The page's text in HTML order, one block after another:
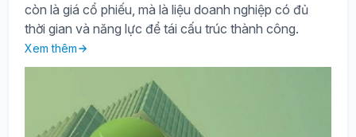
còn là giá cổ phiếu, mà là liệu doanh nghiệp có đủ
thời gian và năng lực để tái cấu trúc thành công.
Xem thêm